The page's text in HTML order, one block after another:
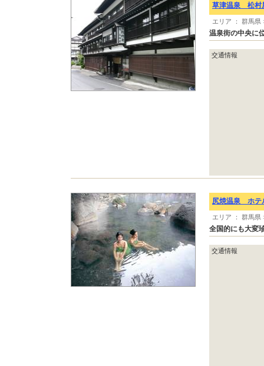
草津温泉 松村
エリア ： 群馬県
温泉街の中央に
交通情報
尻焼温泉 ホテ
エリア ： 群馬県
全国的にも大変
交通情報